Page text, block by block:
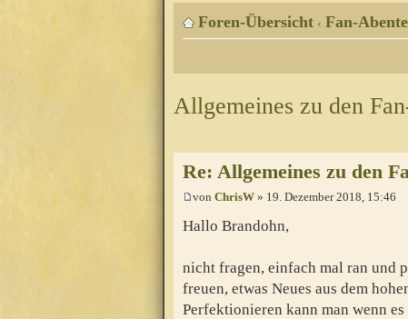
Foren-Übersicht ‹ Fan-
Allgemeines zu den
Re: Allgemeines zu den
von ChrisW » 19. Dezember 2018, 15:46
Hallo Brandohn,
nicht fragen, einfach mal ran und
freuen, etwas Neues aus dem
Perfektionieren kann man wenn